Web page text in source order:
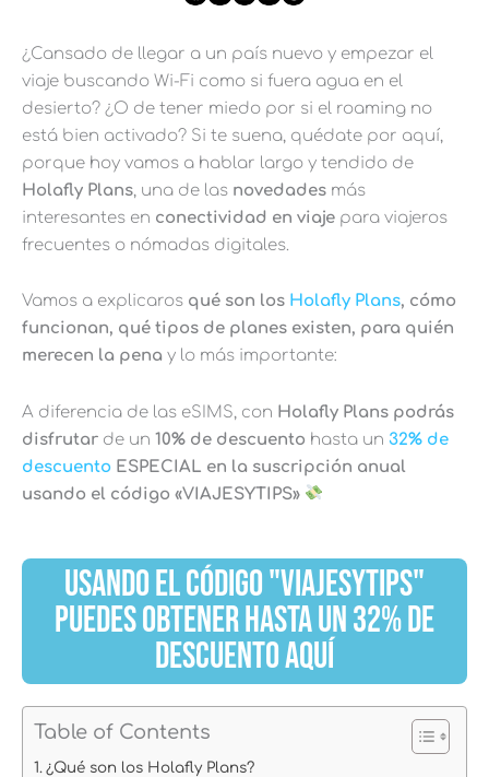
¿Cansado de llegar a un país nuevo y empezar el
viaje buscando Wi-Fi como si fuera agua en el
desierto? ¿O de tener miedo por si el roaming no
está bien activado? Si te suena, quédate por aquí,
porque hoy vamos a hablar largo y tendido de
Holafly Plans, una de las novedades más
interesantes en conectividad en viaje para viajeros
frecuentes o nómadas digitales.
Vamos a explicaros qué son los Holafly Plans, cómo
funcionan, qué tipos de planes existen, para quién
merecen la pena y lo más importante:
A diferencia de las eSIMS, con Holafly Plans podrás
disfrutar de un 10% de descuento hasta un 32% de
descuento ESPECIAL en la suscripción anual
usando el código «VIAJESYTIPS»
USANDO EL CÓDIGO "VIAJESYTIPS"
PUEDES OBTENER HASTA UN 32% DE
DESCUENTO AQUÍ
Table of Contents
¿Qué son los Holafly Plans?